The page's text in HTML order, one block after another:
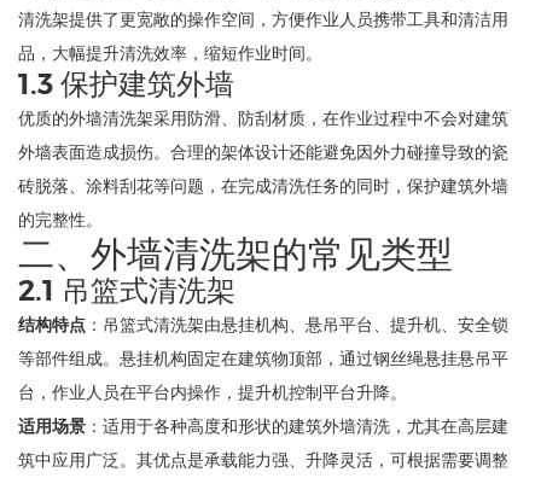
清洗架提供了更宽敞的操作空间，方便作业人员携带工具和清洁用
品，大幅提升清洗效率，缩短作业时间。
1.3 保护建筑外墙
优质的外墙清洗架采用防滑、防刮材质，在作业过程中不会对建筑
外墙表面造成损伤。合理的架体设计还能避免因外力碰撞导致的瓷
砖脱落、涂料刮花等问题，在完成清洗任务的同时，保护建筑外墙
的完整性。
二、外墙清洗架的常见类型
2.1 吊篮式清洗架
结构特点 ：吊篮式清洗架由悬挂机构、悬吊平台、提升机、安全锁
等部件组成。悬挂机构固定在建筑物顶部，通过钢丝绳悬挂悬吊平
台，作业人员在平台内操作，提升机控制平台升降。
适用场景 ：适用于各种高度和形状的建筑外墙清洗，尤其在高层建
筑中应用广泛。其优点是承载能力强、升降灵活，可根据需要调整